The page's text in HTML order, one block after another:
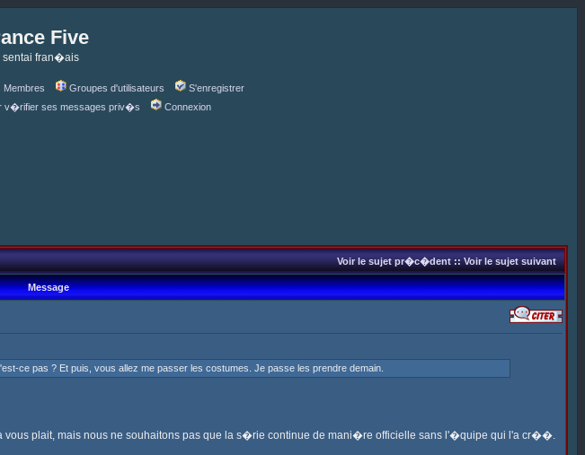
Five
sentai fran�ais
Membres Groupes d'utilisateurs
S'enregistrer
v�rifier ses messages priv�s Connexion
Voir le sujet pr�c�dent::Voir le sujet suivant
Message
ce pas ? Et puis, vous allez me passer les costumes. Je passe les prendre demain.
plait, mais nous ne souhaitons pas que la s�rie continue de mani�re officielle sans l'�quipe qui l'a cr��.